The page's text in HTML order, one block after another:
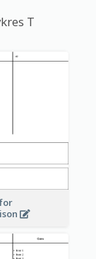
T